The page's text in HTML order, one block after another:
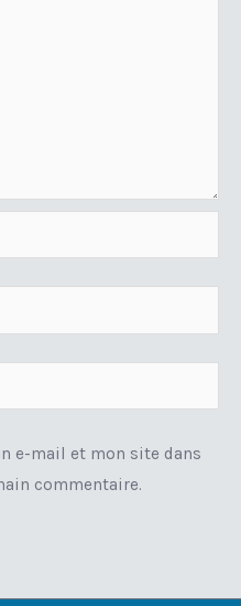
e-mail et mon site dans
commentaire.